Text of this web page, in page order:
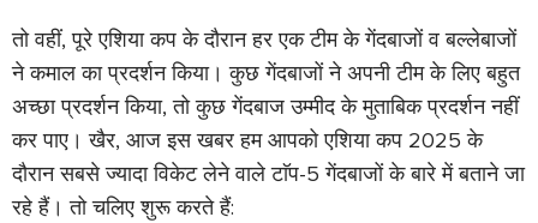
तो वहीं, पूरे एशिया कप के दौरान हर एक टीम के गेंदबाजों व बल्लेबाजों
ने कमाल का प्रदर्शन किया। कुछ गेंदबाजों ने अपनी टीम के लिए बहुत
अच्छा प्रदर्शन किया, तो कुछ गेंदबाज उम्मीद के मुताबिक प्रदर्शन नहीं
कर पाए। खैर, आज इस खबर हम आपको एशिया कप 2025 के
दौरान सबसे ज्यादा विकेट लेने वाले टाॅप-5 गेंदबाजों के बारे में बताने जा
रहे हैं। तो चलिए शुरू करते हैं: